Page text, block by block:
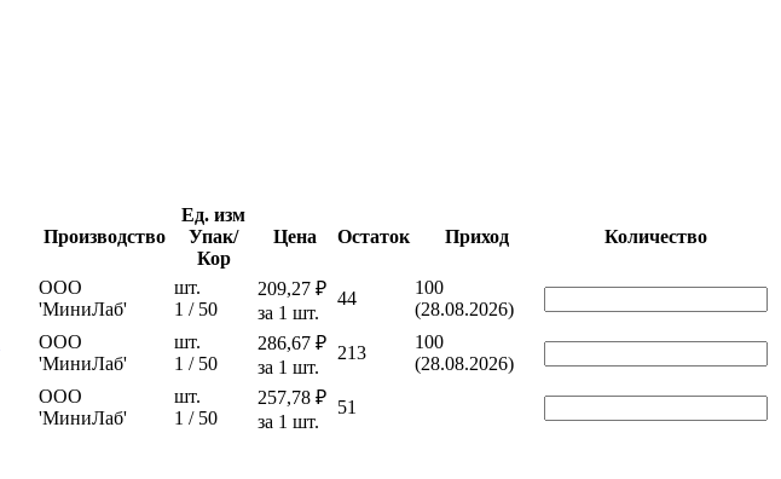
Производство
Ед. изм
Упак/
Кор
Цена Остаток Приход Количество
ООО
'МиниЛаб'
шт.
1 / 50
209,27 ₽
за 1 шт.
44
100
(28.08.2026)
ООО
'МиниЛаб'
шт.
1 / 50
286,67 ₽
за 1 шт.
213
100
(28.08.2026)
ООО
'МиниЛаб'
шт.
1 / 50
257,78 ₽
за 1 шт.
51